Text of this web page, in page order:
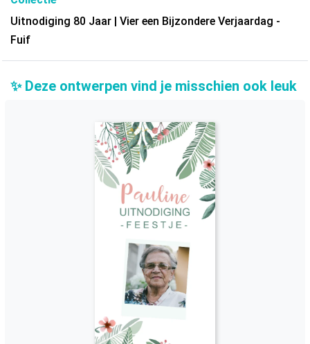
Uitnodiging 80 Jaar | Vier een Bijzondere Verjaardag -
Fuif
✨ Deze ontwerpen vind je misschien ook leuk